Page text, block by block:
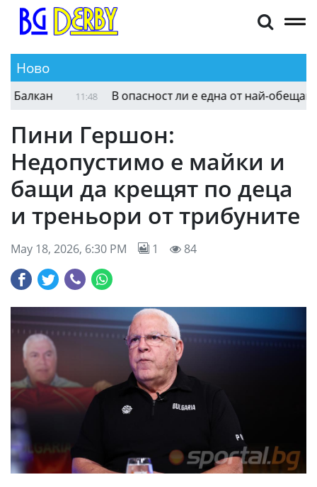
Ново
Алекс Симеонов и Тадж Грийн се разделиха с
Пини Гершон:
Недопустимо е майки и
бащи да крещят по деца
и треньори от трибуните
May 18, 2026, 6:30 PM 1 84